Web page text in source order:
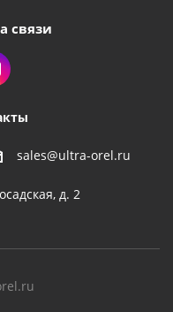
связи
sales@ultra-orel.ru
д. 2